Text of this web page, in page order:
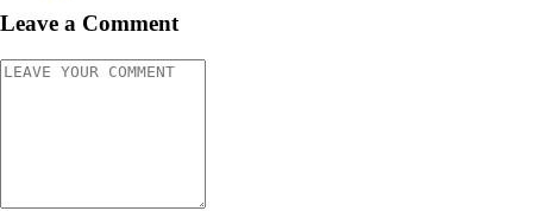
Leave a Comment